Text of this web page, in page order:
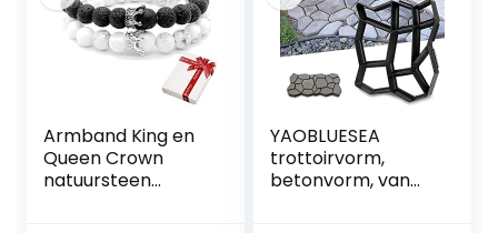
Armband King en
Queen Crown
natuursteen
YAOBLUESEA
trottoirvorm,
betonvorm, van